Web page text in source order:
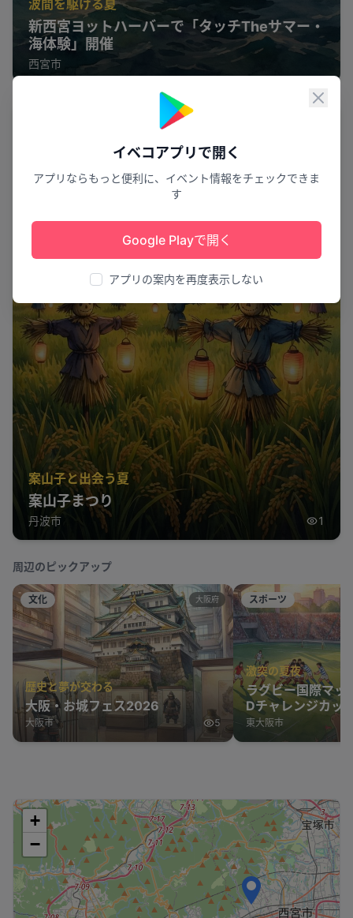
閉じ
イベコアプリで開く
アプリならもっと便利に、イベント情報をチェックできま
す
Google Playで開く
アプリの案内を再度表示しない
波間を駆ける夏
新西宮ヨットハーバーで「タッチTheサマー・
海体験」開催
西宮市
案山子と出会う夏
案山子まつり
丹波市 1
周辺のピックアップ
文化 大阪府
歴史と夢が交わる
大阪・お城フェス2026
大阪市 5
スポーツ
激突の夏夜
ラグビー国際マッ
Dチャレンジカッ
表 vs オーストラ
東大阪市
+
−